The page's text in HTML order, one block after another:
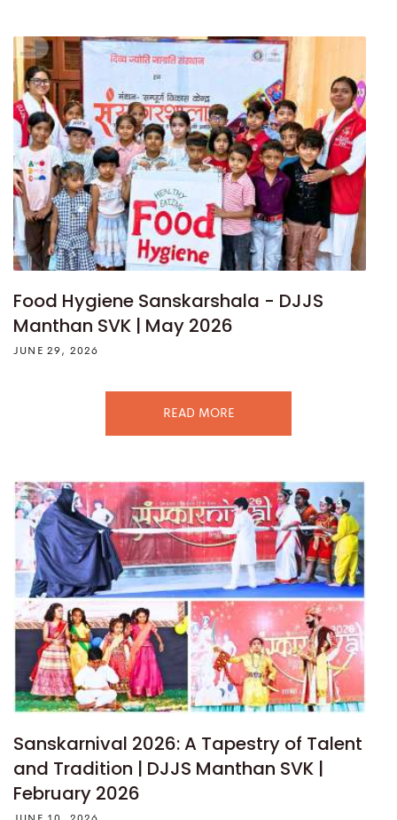
Food Hygiene Sanskarshala - DJJS
Manthan SVK | May 2026
JUNE 29, 2026
READ MORE
Sanskarnival 2026: A Tapestry of Talent
and Tradition | DJJS Manthan SVK |
February 2026